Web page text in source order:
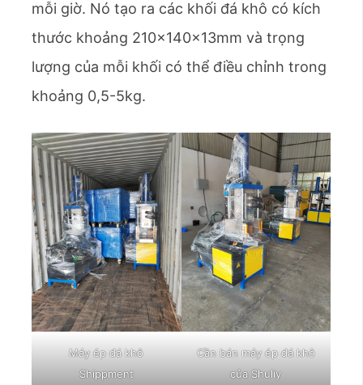
mỗi giờ. Nó tạo ra các khối đá khô có kích
thước khoảng 210x140x13mm và trọng
lượng của mỗi khối có thể điều chỉnh trong
khoảng 0,5-5kg.
Máy ép đá khô
Shippment
Cần bán máy ép đá khô
của Shuliy